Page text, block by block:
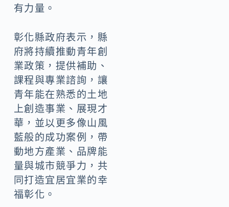
有力量。
彰化縣政府表示，縣
府將持續推動青年創
業政策，提供補助、
課程與專業諮詢，讓
青年能在熟悉的土地
上創造事業、展現才
華，並以更多像山風
藍般的成功案例，帶
動地方產業、品牌能
量與城市競爭力，共
同打造宜居宜業的幸
福彰化。